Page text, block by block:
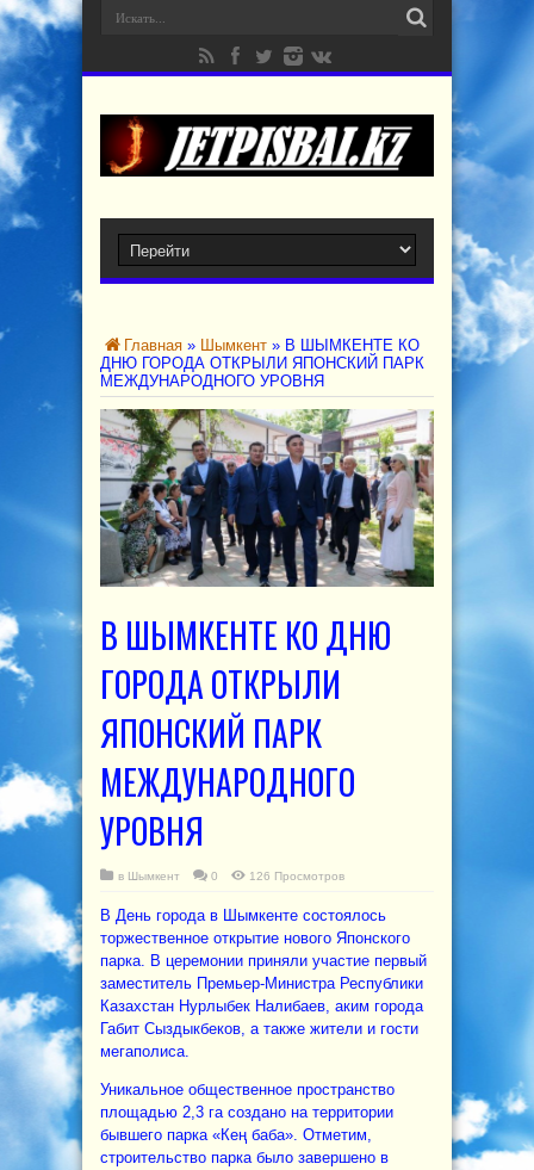
Главная » Шымкент » В ШЫМКЕНТЕ КО
ДНЮ ГОРОДА ОТКРЫЛИ ЯПОНСКИЙ ПАРК
МЕЖДУНАРОДНОГО УРОВНЯ
В ШЫМКЕНТЕ КО ДНЮ
ГОРОДА ОТКРЫЛИ
ЯПОНСКИЙ ПАРК
МЕЖДУНАРОДНОГО
УРОВНЯ
в Шымкент 0 126 Просмотров
В День города в Шымкенте состоялось
торжественное открытие нового Японского
парка. В церемонии приняли участие первый
заместитель Премьер-Министра Республики
Казахстан Нурлыбек Налибаев, аким города
Габит Сыздыкбеков, а также жители и гости
мегаполиса.
Уникальное общественное пространство
площадью 2,3 га создано на территории
бывшего парка «Кең баба». Отметим,
строительство парка было завершено в